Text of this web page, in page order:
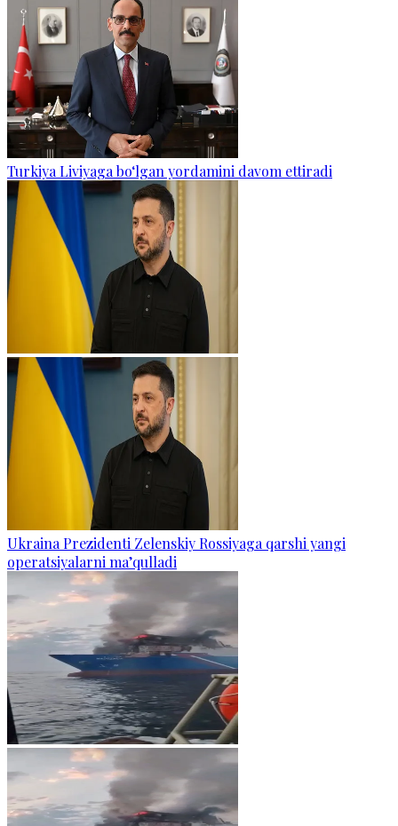
Turkiya Liviyaga bo‘lgan yordamini davom ettiradi
Ukraina Prezidenti Zelenskiy Rossiyaga qarshi yangi
operatsiyalarni ma’qulladi